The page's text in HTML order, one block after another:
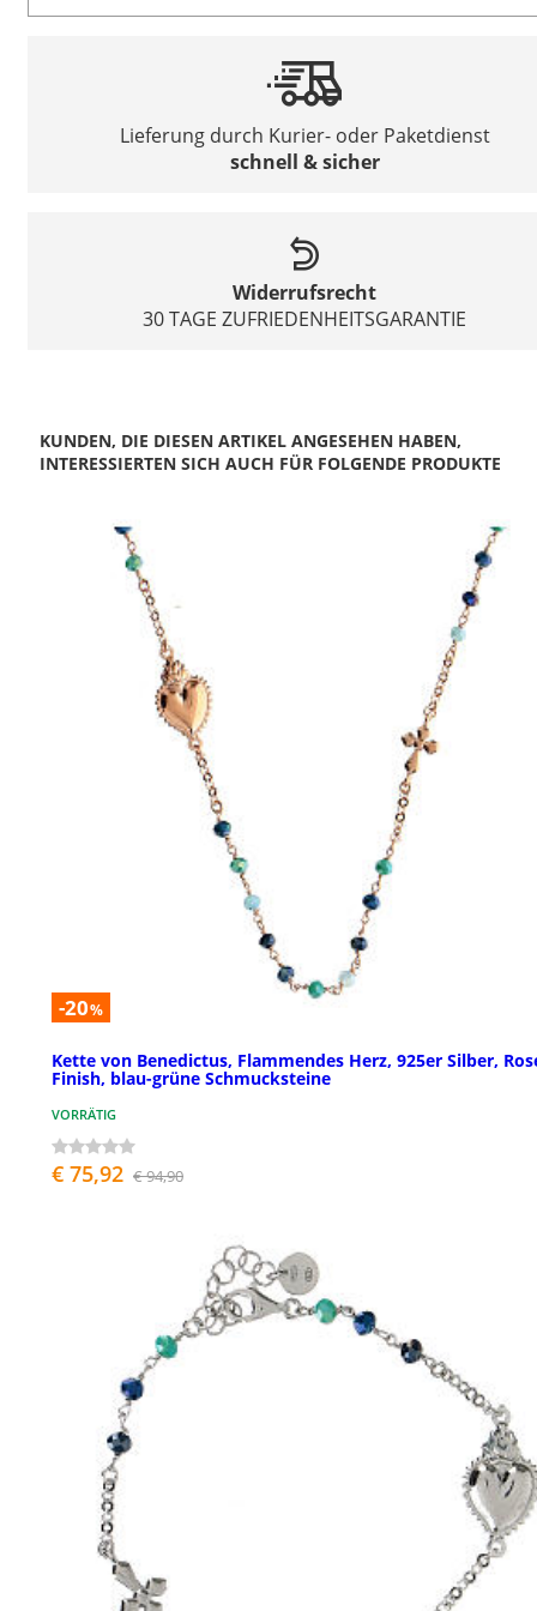
Lieferung durch Kurier- oder Paketdienst
schnell & sicher
Widerrufsrecht
30 TAGE ZUFRIEDENHEITSGARANTIE
KUNDEN, DIE DIESEN ARTIKEL ANGESEHEN HABEN,
INTERESSIERTEN SICH AUCH FÜR FOLGENDE PRODUKTE
-20%
Kette von Benedictus, Flammendes Herz, 925er Silber,
Finish, blau-grüne Schmucksteine
VORRÄTIG
€ 75,92 € 94,90